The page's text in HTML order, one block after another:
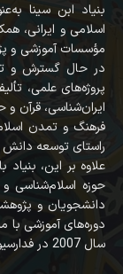
بنیاد ابن سینا
اسلامی و ایرانی،
مؤسسات آموزشی و
در حال گسترش و
پروژه‌های علمی،
ایران‌شناسی، قرآن‌
فرهنگ و تمدن
راستای توسعه
علاوه بر این،
حوزه اسلام‌شناسی
دانشجویان و
دوره‌های آموزشی با
سال 2007 در فدارسیون روسیه فعالیت می‌کند.